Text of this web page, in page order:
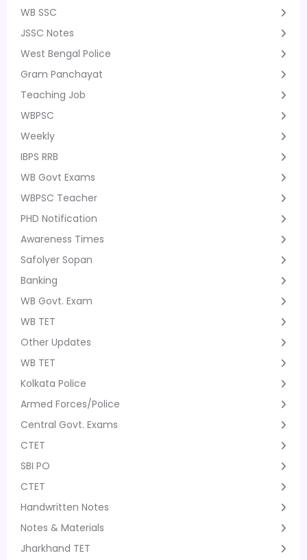
WB SSC
JSSC Notes
West Bengal Police
Gram Panchayat
Teaching Job
WBPSC
Weekly
IBPS RRB
WB Govt Exams
WBPSC Teacher
PHD Notification
Awareness Times
Safolyer Sopan
Banking
WB Govt. Exam
WB TET
Other Updates
WB TET
Kolkata Police
Armed Forces/Police
Central Govt. Exams
CTET
SBI PO
CTET
Handwritten Notes
Notes & Materials
Jharkhand TET